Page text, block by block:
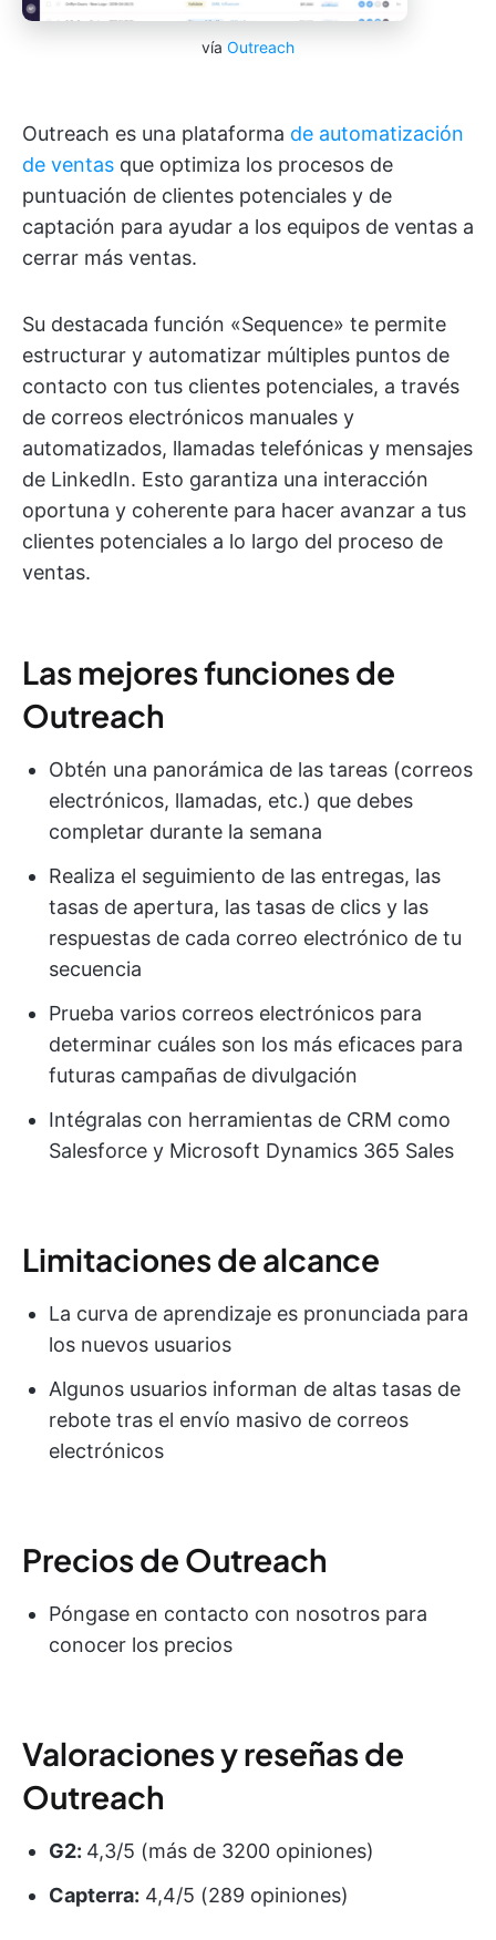
vía Outreach
Outreach es una plataforma de automatización
de ventas que optimiza los procesos de
puntuación de clientes potenciales y de
captación para ayudar a los equipos de ventas a
cerrar más ventas.
Su destacada función «Sequence» te permite
estructurar y automatizar múltiples puntos de
contacto con tus clientes potenciales, a través
de correos electrónicos manuales y
automatizados, llamadas telefónicas y mensajes
de LinkedIn. Esto garantiza una interacción
oportuna y coherente para hacer avanzar a tus
clientes potenciales a lo largo del proceso de
ventas.
Las mejores funciones de
Outreach
Obtén una panorámica de las tareas (correos
electrónicos, llamadas, etc.) que debes
completar durante la semana
Realiza el seguimiento de las entregas, las
tasas de apertura, las tasas de clics y las
respuestas de cada correo electrónico de tu
secuencia
Prueba varios correos electrónicos para
determinar cuáles son los más eficaces para
futuras campañas de divulgación
Intégralas con herramientas de CRM como
Salesforce y Microsoft Dynamics 365 Sales
Limitaciones de alcance
La curva de aprendizaje es pronunciada para
los nuevos usuarios
Algunos usuarios informan de altas tasas de
rebote tras el envío masivo de correos
electrónicos
Precios de Outreach
Póngase en contacto con nosotros para
conocer los precios
Valoraciones y reseñas de
Outreach
G2: 4,3/5 (más de 3200 opiniones)
Capterra: 4,4/5 (289 opiniones)